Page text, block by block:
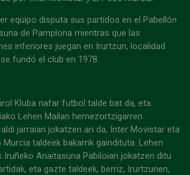
equipo disputa sus partidos en el Pabellón
de Pamplona mientras que las
inferiores juegan en Irurtzun, localidad
fundó el club en 1978.
Kluba nafar futbol talde bat da, eta
Lehen Mailan hemezortzigarren
jarraian jokatzen ari da, Inter Movistar eta
Murcia taldeek bakarrik gaindituta. Lehen
Iruñeko Anaitasuna Pabiloian jokatzen ditu
eta gazte taldeek, berriz, Irurtzunen,